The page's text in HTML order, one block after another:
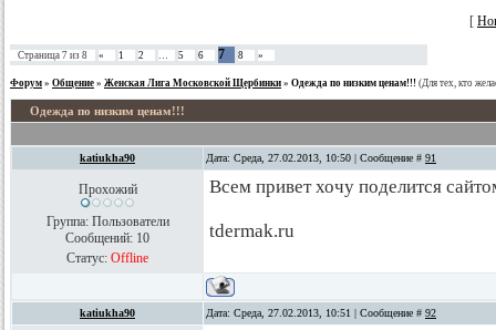
[
Страница 7 из 8 « 1 2 … 5 6 7 8 »
Форум » Общение » Женская Лига Московской Щербинки » Одежда по низким ценам!!! (Для тех, кто
Одежда по низким ценам!!!
katiukha90 Дата: Среда, 27.02.2013, 10:50 | Сообщение # 91
Прохожий
Группа: Пользователи
Сообщений: 10
Статус: Offline
Всем привет хочу поделится
tdermak.ru
katiukha90 Дата: Среда, 27.02.2013, 10:51 | Сообщение # 92